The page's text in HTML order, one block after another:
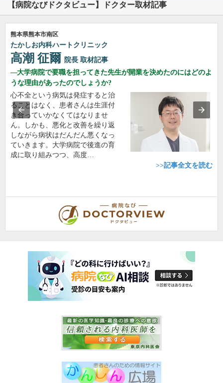
【病院なびドクタビュー】ドクター取材記事
熊本県熊本市南区
たかしお内科ハートクリニック
高潮 征爾 院長 取材記事
大学病院で要職を担ってきた先生が開業を決めたのにはどのよ
うな理由があったのでしょうか?
心不全という病気は発症すると治
ることはなく、患者さんは生涯付
き合っていかなくてはなりませ
ん。しかも、悪化と改善を繰り返
しながら病状はだんだん悪くなっ
ていきます。大学病院で後進の育
成に取り組みつつ、高度…
>>記事全文を読む